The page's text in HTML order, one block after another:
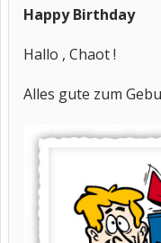
Happy Birthday
Hallo , Chaot !
Alles gute zum